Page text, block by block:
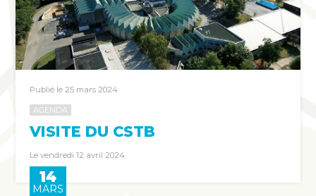
Publié le 25 mars 2024
AGENDA
VISITE DU CSTB
Le vendredi 12 avril 2024
14
MARS